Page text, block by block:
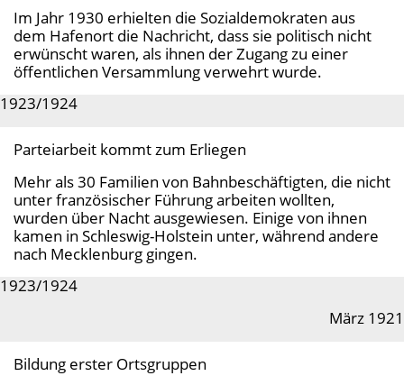
Im Jahr 1930 erhielten die Sozialdemokraten aus
dem Hafenort die Nachricht, dass sie politisch nicht
erwünscht waren, als ihnen der Zugang zu einer
öffentlichen Versammlung verwehrt wurde.
1923/1924
Parteiarbeit kommt zum Erliegen
Mehr als 30 Familien von Bahnbeschäftigten, die nicht
unter französischer Führung arbeiten wollten,
wurden über Nacht ausgewiesen. Einige von ihnen
kamen in Schleswig-Holstein unter, während andere
nach Mecklenburg gingen.
1923/1924
März 1921
Bildung erster Ortsgruppen